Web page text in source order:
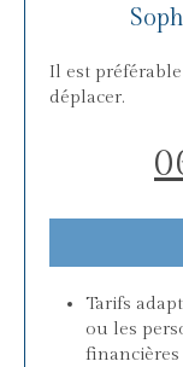
Il est
déplacer.
Tarifs
ou les
financières